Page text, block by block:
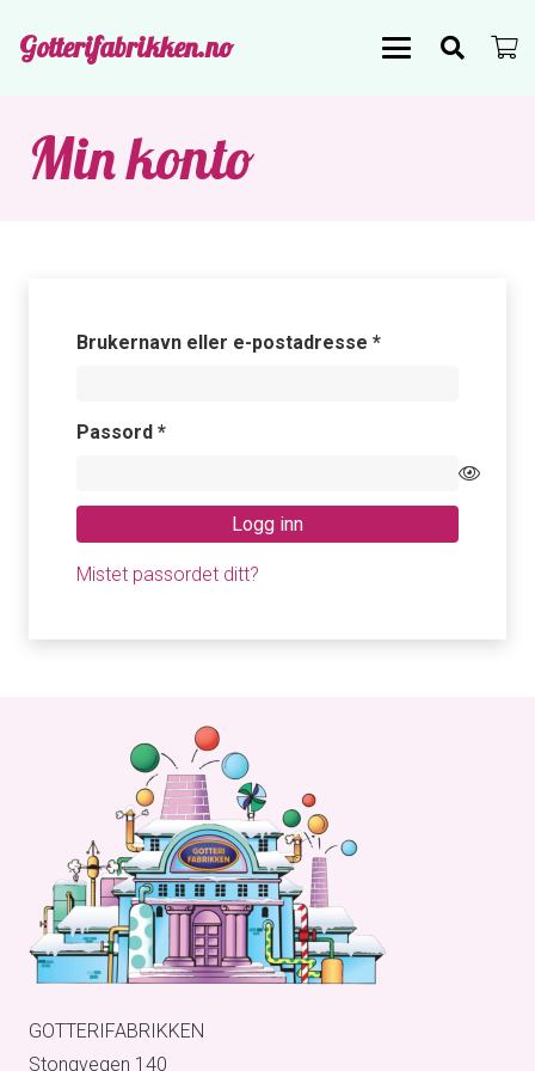
Gotterifabrikken.no
Min konto
Brukernavn eller e-postadresse *Påkrevd
Passord *Påkrevd
Logg inn
Mistet passordet ditt?
GOTTERIFABRIKKEN
Stongvegen 140